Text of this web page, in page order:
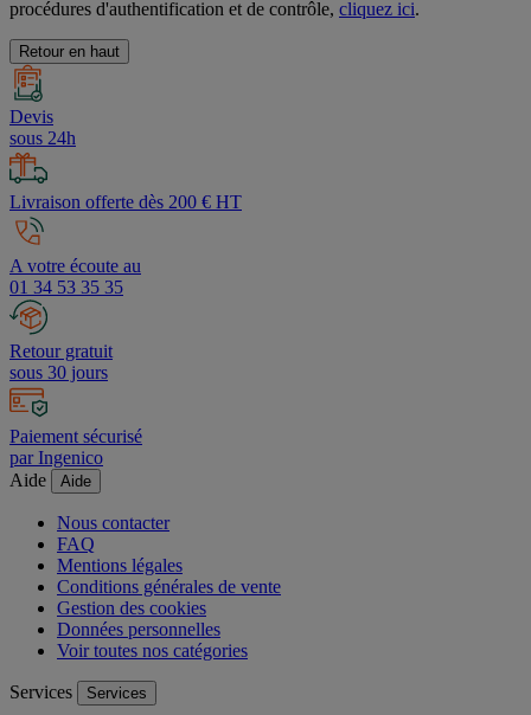
procédures d'authentification et de contrôle, cliquez ici.
Retour en haut
Devis
sous 24h
Livraison offerte dès 200 € HT
A votre écoute au
01 34 53 35 35
Retour gratuit
sous 30 jours
Paiement sécurisé
par Ingenico
Aide
Aide
Nous contacter
FAQ
Mentions légales
Conditions générales de vente
Gestion des cookies
Données personnelles
Voir toutes nos catégories
Services Services